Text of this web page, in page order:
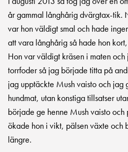
år gammal långhårig dvärgtax-tik.
var hon väldigt smal och hade
att vara långhårig så hade hon
Hon var väldigt kräsen i maten
torrfoder så jag började titta på
jag upptäckte Mush vaisto och jag
hundmat, utan konstiga tillsatser
började ge henne Mush vaisto
ökade hon i vikt, pälsen växte och
längre.